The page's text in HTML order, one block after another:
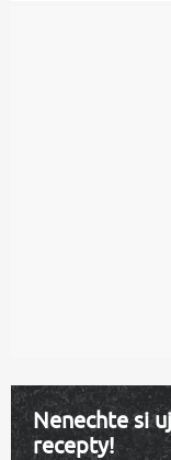
Nenechte si
recepty!